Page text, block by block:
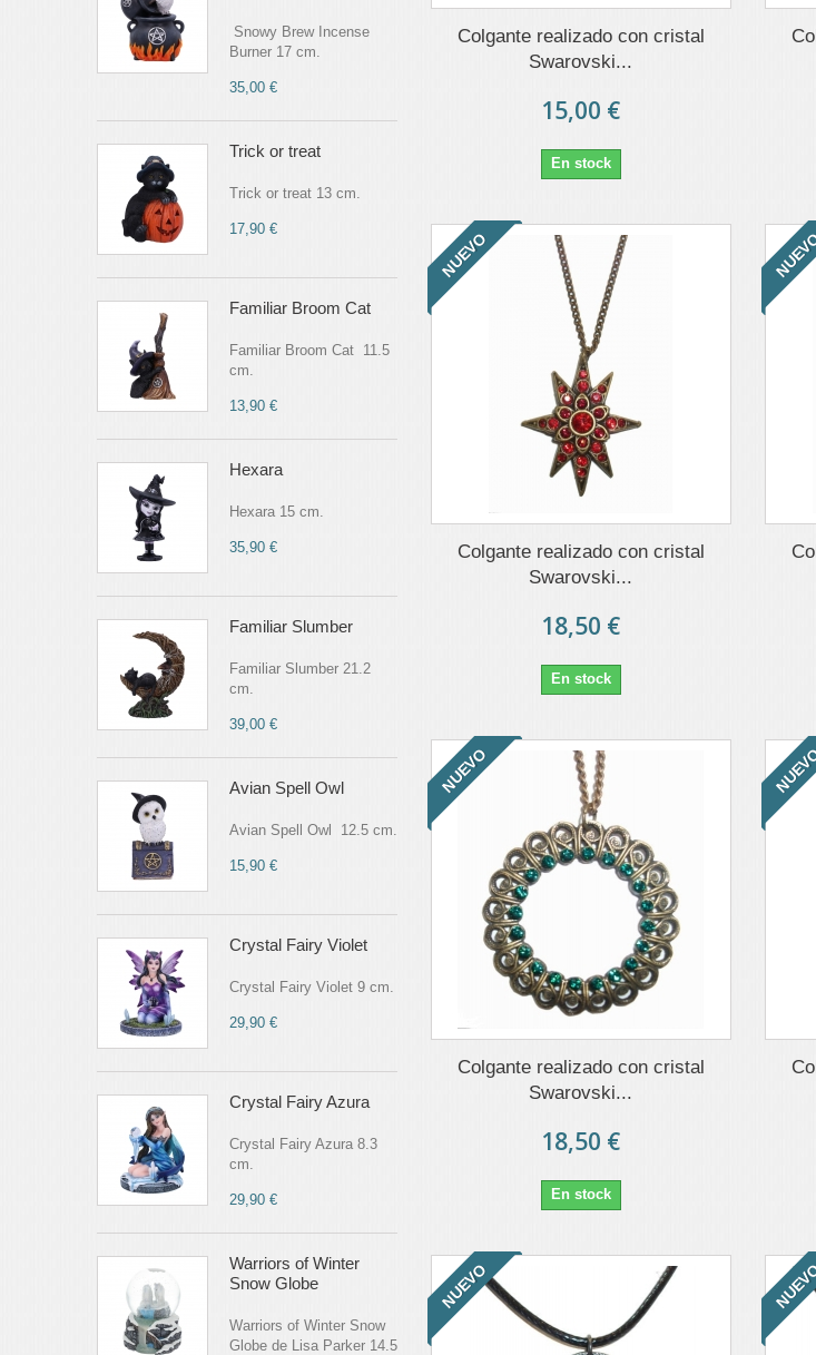
Snowy Brew Incense
Burner 17 cm.
35,00 €
Trick or treat
Trick or treat 13 cm.
17,90 €
Familiar Broom Cat
Familiar Broom Cat 11.5
cm.
13,90 €
Hexara
Hexara 15 cm.
35,90 €
Familiar Slumber
Familiar Slumber 21.2
cm.
39,00 €
Avian Spell Owl
Avian Spell Owl 12.5 cm.
15,90 €
Crystal Fairy Violet
Crystal Fairy Violet 9 cm.
29,90 €
Crystal Fairy Azura
Crystal Fairy Azura 8.3
cm.
29,90 €
Warriors of Winter
Snow Globe
Warriors of Winter Snow
Globe de Lisa Parker 14.5
Colgante realizado con cristal
Swarovski...
15,00 €
En stock
NUEVO
Colgante realizado con cristal
Swarovski...
18,50 €
En stock
NUEVO
Colgante realizado con cristal
Swarovski...
18,50 €
En stock
NUEVO